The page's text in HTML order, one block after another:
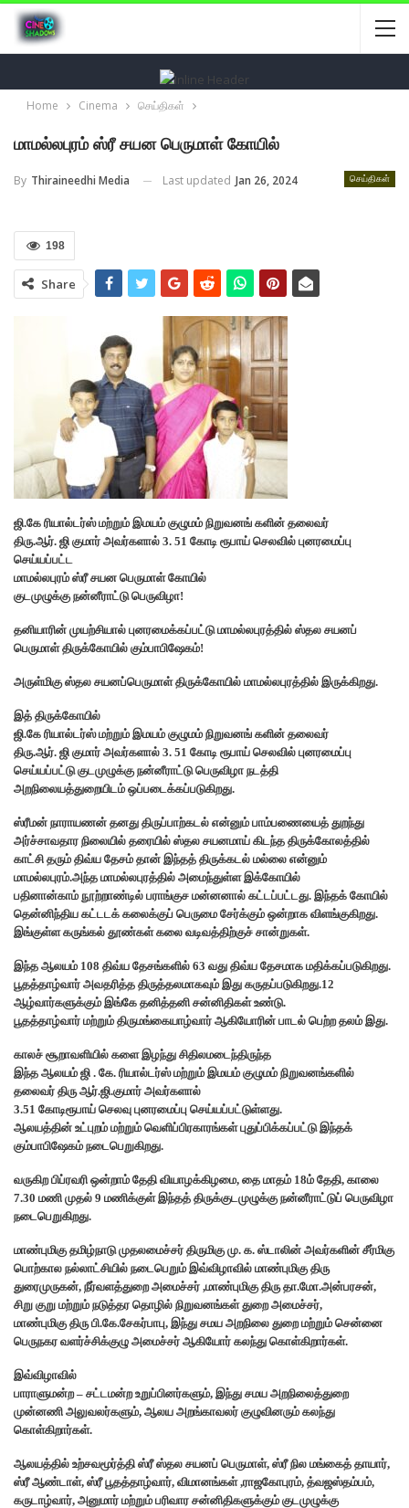
Home Cinema செய்திகள்
மாமல்லபுரம் ஸ்ரீ சயன பெருமாள் கோயில்
செய்திகள்
By Thiraineedhi Media Last updated Jan 26, 2024
198
Share
ஜி.கே ரியால்டர்ஸ் மற்றும் இமயம் குழுமம் நிறுவனங் களின் தலைவர்
திரு.ஆர். ஜி குமார் அவர்களால் 3. 51 கோடி ரூபாய் செலவில் புனரமைப்பு
செய்யப்பட்ட
மாமல்லபுரம் ஸ்ரீ சயன பெருமாள் கோயில்
குடமுழுக்கு நன்னீராட்டு பெருவிழா!
தனியாரின் முயற்சியால் புனரமைக்கப்பட்டு மாமல்லபுரத்தில் ஸ்தல சயனப்
பெருமாள் திருக்கோயில் கும்பாபிஷேகம்!
அருள்மிகு ஸ்தல சயனப்பெருமாள் திருக்கோயில் மாமல்லபுரத்தில் இருக்கிறது.
இத் திருக்கோயில்
ஜி.கே ரியால்டர்ஸ் மற்றும் இமயம் குழுமம் நிறுவனங் களின் தலைவர்
திரு.ஆர். ஜி குமார் அவர்களால் 3. 51 கோடி ரூபாய் செலவில் புனரமைப்பு
செய்யப்பட்டு குடமுழுக்கு நன்னீராட்டு பெருவிழா நடத்தி
அறநிலையத்துறையிடம் ஒப்படைக்கப்படுகிறது.
ஸ்ரீமன் நாராயணன் தனது திருப்பாற்கடல் என்னும் பாம்பணையைத் துறந்து
அர்ச்சாவதார நிலையில் தரையில் ஸ்தல சயனமாய் கிடந்த திருக்கோலத்தில்
காட்சி தரும் திவ்ய தேசம் தான் இந்தத் திருக்கடல் மல்லை என்னும்
மாமல்லபுரம்.அந்த மாமல்லபுரத்தில் அமைந்துள்ள இக்கோயில்
பதினான்காம் நூற்றாண்டில் பராங்குச மன்னனால் கட்டப்பட்டது. இந்தக் கோயில்
தென்னிந்திய கட்டடக் கலைக்குப் பெருமை சேர்க்கும் ஒன்றாக விளங்குகிறது.
இங்குள்ள கருங்கல் தூண்கள் கலை வடிவத்திற்குச் சான்றுகள்.
இந்த ஆலயம் 108 திவ்ய தேசங்களில் 63 வது திவ்ய தேசமாக மதிக்கப்படுகிறது.
பூதத்தாழ்வார் அவதரித்த திருத்தலமாகவும் இது கருதப்படுகிறது.12
ஆழ்வார்களுக்கும் இங்கே தனித்தனி சன்னிதிகள் உண்டு.
பூதத்தாழ்வார் மற்றும் திருமங்கையாழ்வார் ஆகியோரின் பாடல் பெற்ற தலம் இது.
காலச் சூறாவளியில் களை இழந்து சிதிலமடைந்திருந்த
இந்த ஆலயம் ஜி . கே. ரியால்டர்ஸ் மற்றும் இமயம் குழுமம் நிறுவனங்களில்
தலைவர் திரு ஆர்.ஜி.குமார் அவர்களால்
3.51 கோடிரூபாய் செலவு புனரமைப்பு செய்யப்பட்டுள்ளது.
ஆலயத்தின் உட்புறம் மற்றும் வெளிப்பிரகாரங்கள் புதுப்பிக்கப்பட்டு இந்தக்
கும்பாபிஷேகம் நடைபெறுகிறது.
வருகிற பிப்ரவரி ஒன்றாம் தேதி வியாழக்கிழமை, தை மாதம் 18ம் தேதி, காலை
7.30 மணி முதல் 9 மணிக்குள் இந்தத் திருக்குடமுழுக்கு நன்னீராட்டுப் பெருவிழா
நடைபெறுகிறது.
மாண்புமிகு தமிழ்நாடு முதலமைச்சர் திருமிகு மு. க. ஸ்டாலின் அவர்களின் சீர்மிகு
பொற்கால நல்லாட்சியில் நடைபெறும் இவ்விழாவில் மாண்புமிகு திரு
துரைமுருகன், நீர்வளத்துறை அமைச்சர் ,மாண்புமிகு திரு தா.மோ.அன்பரசன்,
சிறு குறு மற்றும் நடுத்தர தொழில் நிறுவனங்கள் துறை அமைச்சர்,
மாண்புமிகு திரு பி.கே.சேகர்பாபு, இந்து சமய அறநிலை துறை மற்றும் சென்னை
பெருநகர வளர்ச்சிக்குழு அமைச்சர் ஆகியோர் கலந்து கொள்கிறார்கள்.
இவ்விழாவில்
பாராளுமன்ற – சட்டமன்ற உறுப்பினர்களும், இந்து சமய அறநிலைத்துறை
முன்னணி அலுவலர்களும், ஆலய அறங்காவலர் குழுவினரும் கலந்து
கொள்கிறார்கள்.
ஆலயத்தில் உற்சவமூர்த்தி ஸ்ரீ ஸ்தல சயனப் பெருமாள், ஸ்ரீ நில மங்கைத் தாயார்,
ஸ்ரீ ஆண்டாள், ஸ்ரீ பூதத்தாழ்வார், விமானங்கள் ,ராஜகோபுரம், த்வஜஸ்தம்பம்,
கருடாழ்வார், அனுமார் மற்றும் பரிவார சன்னிதிகளுக்கும் குடமுழுக்கு